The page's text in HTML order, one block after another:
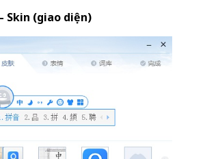
Skin (giao diện)